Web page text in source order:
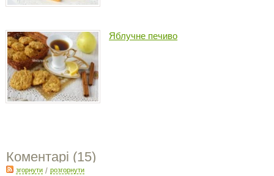
Яблучне печиво
Коментарі (15)
згорнути / розгорнути